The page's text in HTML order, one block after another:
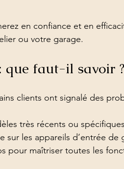
en confiance et en
ou votre garage.
que faut-il savoir ?
clients ont signalé des
très récents ou spécifiques
sur les appareils d’entrée de
pour maîtriser toutes les